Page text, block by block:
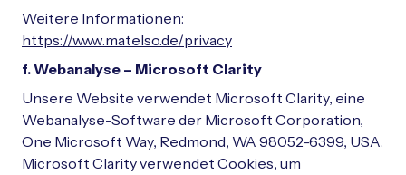
Weitere Informationen:
https://www.matelso.de/privacy
f. Webanalyse – Microsoft Clarity
Unsere Website verwendet Microsoft Clarity, eine
Webanalyse-Software der Microsoft Corporation,
One Microsoft Way, Redmond, WA 98052-6399, USA.
Microsoft Clarity verwendet Cookies, um